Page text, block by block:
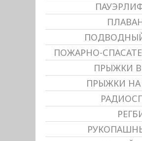
ПОЖАРНО-
ПРЫЖКИ
ПРЫЖКИ НА